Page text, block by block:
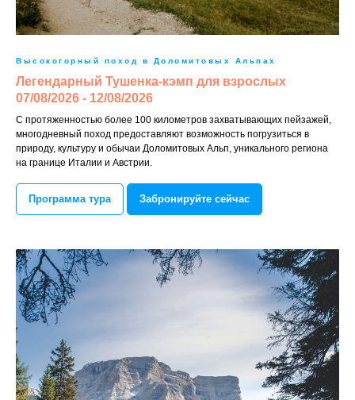
Высокогорный поход в Доломитовых Альпах
Легендарный Тушенка-кэмп для взрослых
07/08/2026 - 12/08/2026
С протяженностью более 100 километров захватывающих пейзажей,
многодневный поход предоставляют возможность погрузиться в
природу, культуру и обычаи Доломитовых Альп, уникального региона
на границе Италии и Австрии.
Программа тура Забронируйте сейчас